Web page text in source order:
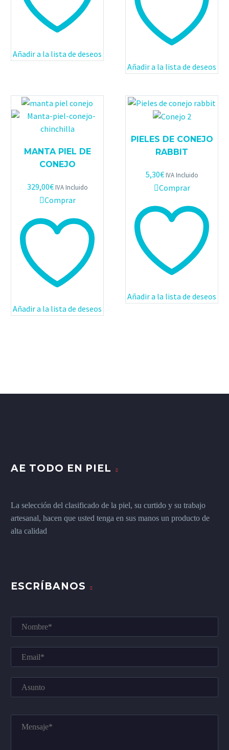
Añadir a la lista de deseos
Añadir a la lista de deseos
MANTA PIEL DE
CONEJO
329,00€ IVA Incluido
Comprar
Añadir a la lista de deseos
PIELES DE CONEJO
RABBIT
5,30€ IVA Incluido
Comprar
Añadir a la lista de deseos
AE TODO EN PIEL
La selección del clasificado de la piel, su curtido y su trabajo
artesanal, hacen que usted tenga en sus manos un producto de
alta calidad
ESCRÍBANOS